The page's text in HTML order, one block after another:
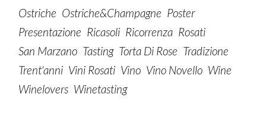
Ostriche Ostriche&champagne Poster
Presentazione Ricasoli Ricorrenza Rosati
San Marzano Tasting Torta Di Rose Tradizione
Trent'anni Vini Rosati Vino Vino Novello Wine
Winelovers Winetasting